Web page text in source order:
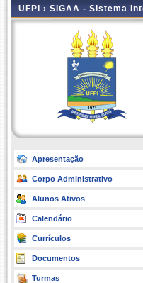
UFPI › SIGAA - Sistema
Apresentação
Corpo Administrativo
Alunos Ativos
Calendário
Currículos
Documentos
Turmas